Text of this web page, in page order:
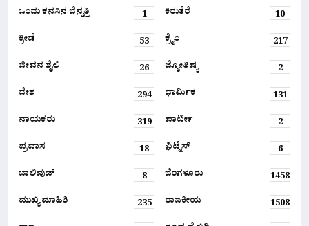
ಒಂದು ಕನಸಿನ ಬೆನ್ನತ್ತಿ
1 ಕಿರುತೆರೆ
10
ಕ್ರೀಡೆ
53 ಕ್ರೈಂ
217
ಜೀವನ ಶೈಲಿ
26 ಜ್ಯೋತಿಷ್ಯ
2
ದೇಶ
294 ಧಾರ್ಮಿಕ
131
ನಾಯಕರು
319 ಪಾರ್ಟೀ
2
ಪ್ರವಾಸ
18 ಫ಼ಿಟ್ನೆಸ್
6
ಬಾಲಿವುಡ್
8 ಬೆಂಗಳೂರು
1458
ಮುಖ್ಯ ಮಾಹಿತಿ
235 ರಾಜಕೀಯ
1508